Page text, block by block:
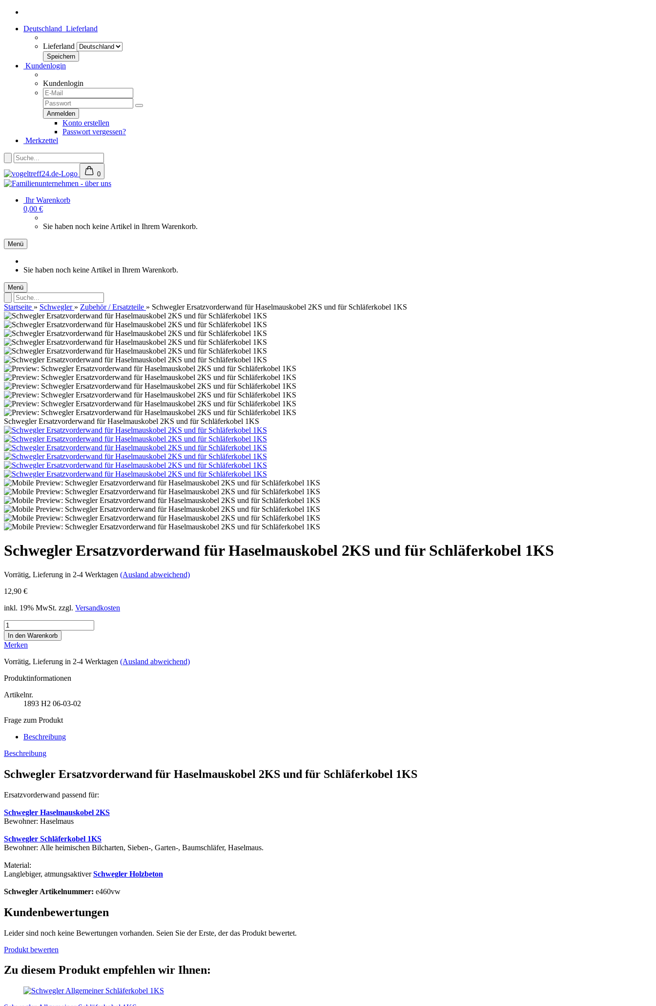
Deutschland Lieferland
Lieferland
Kundenlogin
Kundenlogin
Konto erstellen
Passwort vergessen?
Merkzettel
0
Ihr Warenkorb
0,00 €
Sie haben noch keine Artikel in Ihrem Warenkorb.
Menü
Sie haben noch keine Artikel in Ihrem Warenkorb.
Menü
Startseite » Schwegler » Zubehör / Ersatzteile » Schwegler Ersatzvorderwand für Haselmauskobel 2KS und für Schläferkobel 1KS
Schwegler Ersatzvorderwand für Haselmauskobel 2KS und für Schläferkobel 1KS
Schwegler Ersatzvorderwand für Haselmauskobel 2KS und für Schläferkobel 1KS
Vorrätig, Lieferung in 2-4 Werktagen (Ausland abweichend)
12,90 €
inkl. 19% MwSt. zzgl. Versandkosten
Merken
Vorrätig, Lieferung in 2-4 Werktagen (Ausland abweichend)
Produktinformationen
Artikelnr.
1893 H2 06-03-02
Frage zum Produkt
Beschreibung
Beschreibung
Schwegler Ersatzvorderwand für Haselmauskobel 2KS und für Schläferkobel 1KS
Ersatzvorderwand passend für:
Schwegler Haselmauskobel 2KS
Bewohner: Haselmaus
Schwegler Schläferkobel 1KS
Bewohner: Alle heimischen Bilcharten, Sieben-, Garten-, Baumschläfer, Haselmaus.
Material:
Langlebiger, atmungsaktiverSchwegler Holzbeton
Schwegler Artikelnummer: e460vw
Kundenbewertungen
Leider sind noch keine Bewertungen vorhanden. Seien Sie der Erste, der das Produkt bewertet.
Produkt bewerten
Zu diesem Produkt empfehlen wir Ihnen: